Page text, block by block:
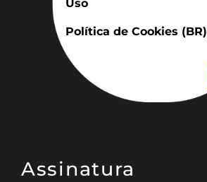
Uso
Política de Cookies (BR)
Assinatura